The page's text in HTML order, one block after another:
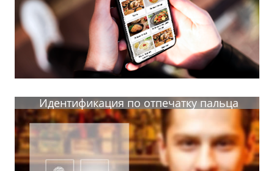
Идентификация по отпечатку пальца